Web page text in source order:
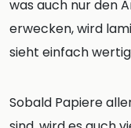
was auch nur den
erwecken, wird
sieht einfach
Sobald Papiere